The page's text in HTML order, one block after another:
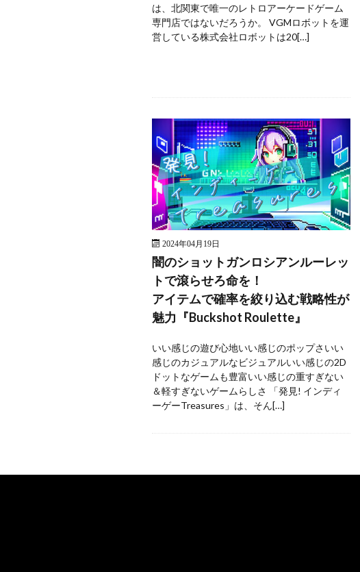
は、北関東で唯一のレトロアーケードゲーム
専門店ではないだろうか。 VGMロボットを運
営している株式会社ロボットは20[…]
2024年04月19日
闇のショットガンロシアンルーレッ
トで滾らせろ命を！
アイテムで確率を絞り込む戦略性が
魅力『Buckshot Roulette』
いい感じの遊び心地いい感じのポップさいい
感じのカジュアルなビジュアルいい感じの2D
ドットなゲームも豊富いい感じの重すぎない
＆軽すぎないゲームらしさ 「発見! インディ
ーゲーTreasures」は、そん[…]